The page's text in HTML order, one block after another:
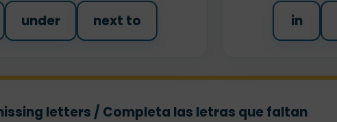
under next to in
letters / Completa las letras que faltan